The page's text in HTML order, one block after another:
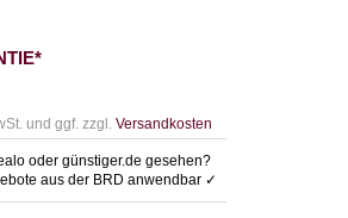
und ggf. zzgl. Versandkosten
oder günstiger.de gesehen?
aus der BRD anwendbar ✓